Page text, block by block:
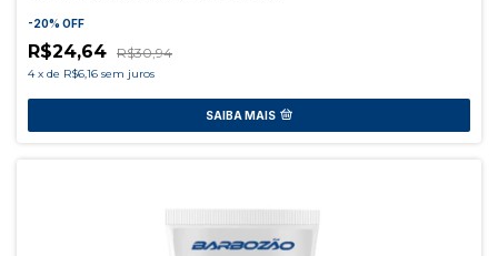
-20% OFF
R$24,64 R$30,94
4 x de R$6,16 sem juros
SAIBA MAIS